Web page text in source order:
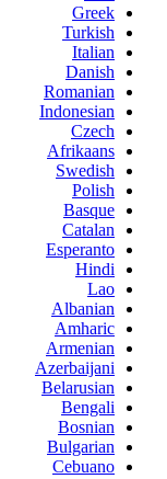
Greek
Turkish
Italian
Danish
Romanian
Indonesian
Czech
Afrikaans
Swedish
Polish
Basque
Catalan
Esperanto
Hindi
Lao
Albanian
Amharic
Armenian
Azerbaijani
Belarusian
Bengali
Bosnian
Bulgarian
Cebuano